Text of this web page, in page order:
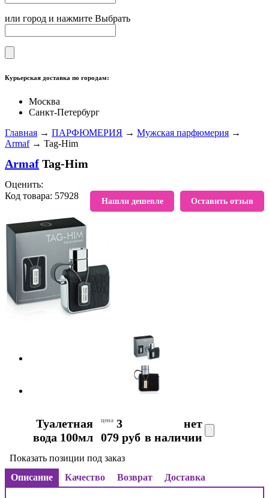
или город и нажмите Выбрать
Курьерская доставка по городам:
Москва
Санкт-Петербург
Главная → ПАРФЮМЕРИЯ → Мужская парфюмерия →
Armaf→ Tag-Him
Armaf Tag-Him
Оставить отзыв
Нашли дешевле
Оценить:
Код товара: 57928
В избранное
Туалетная
вода 100мл
цена 3
079 руб
нет
в наличии
Показать позиции под заказ
Описание
Качество Возврат Доставка